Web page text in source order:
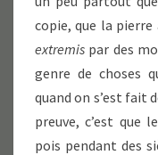
copie, que la
extremis par des
genre de choses
quand on s’est fait
preuve, c’est que
pois pendant des